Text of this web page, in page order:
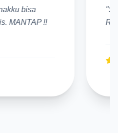
belajar di